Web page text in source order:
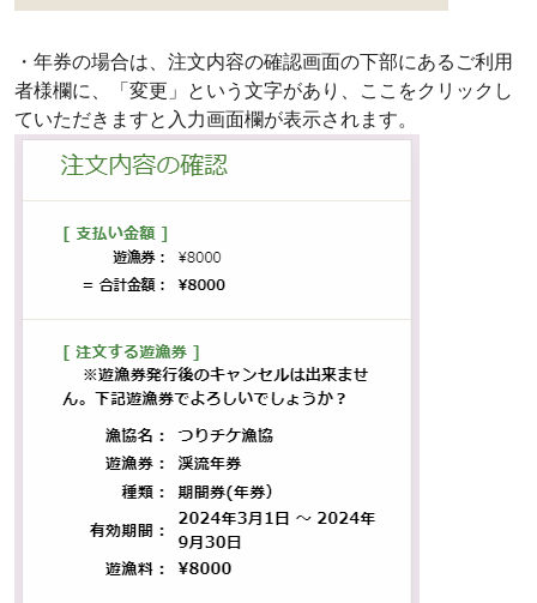
・年券の場合は、注文内容の確認画面の下部にあるご利用
者様欄に、「変更」という文字があり、ここをクリックし
ていただきますと入力画面欄が表示されます。